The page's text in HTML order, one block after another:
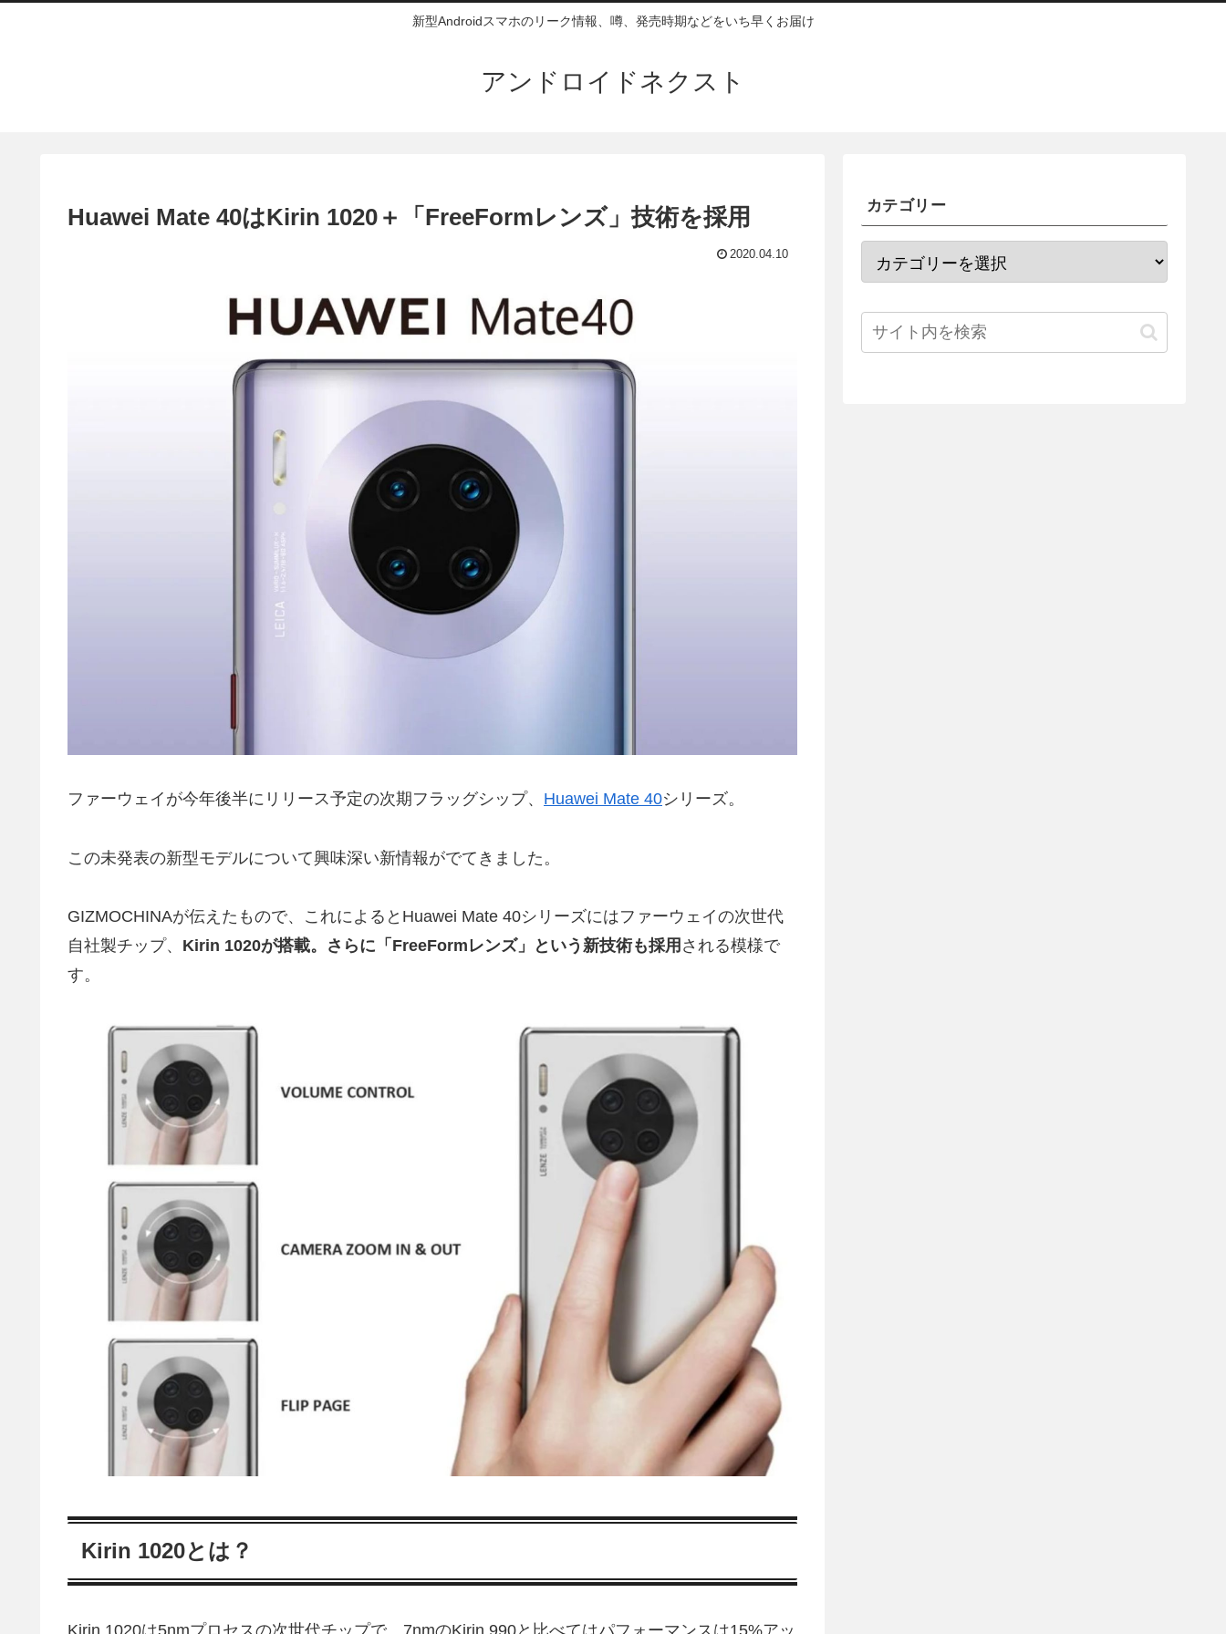
新型Androidスマホのリーク情報、噂、発売時期などをいち早くお届け
アンドロイドネクスト
Huawei Mate 40はKirin 1020＋「FreeFormレンズ」技術を採用
2020.04.10
ファーウェイが今年後半にリリース予定の次期フラッグシップ、 Huawei Mate 40シリーズ。
この未発表の新型モデルについて興味深い新情報がでてきました。
GIZMOCHINAが伝えたもので、これによるとHuawei Mate 40シリーズにはファーウェイの次世代
自社製チップ、 Kirin 1020が搭載。さらに「FreeFormレンズ」という新技術も採用 される模様で
す。
Kirin 1020とは？
カテゴリー